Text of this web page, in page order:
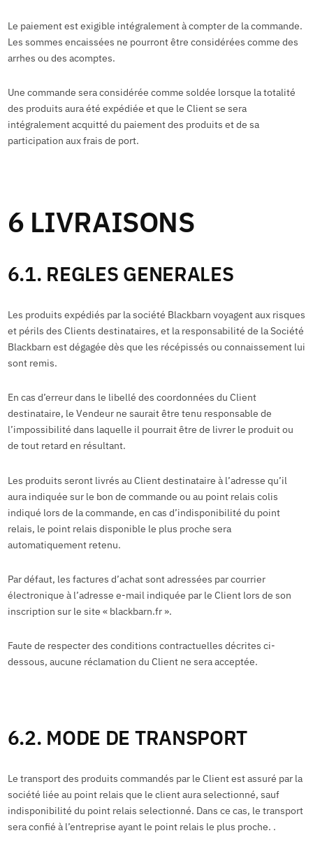
Le paiement est exigible intégralement à compter de la commande.
Les sommes encaissées ne pourront être considérées comme des
arrhes ou des acomptes.
Une commande sera considérée comme soldée lorsque la totalité
des produits aura été expédiée et que le Client se sera
intégralement acquitté du paiement des produits et de sa
participation aux frais de port.
6 LIVRAISONS
6.1. REGLES GENERALES
Les produits expédiés par la société Blackbarn voyagent aux risques
et périls des Clients destinataires, et la responsabilité de la Société
Blackbarn est dégagée dès que les récépissés ou connaissement lui
sont remis.
En cas d’erreur dans le libellé des coordonnées du Client
destinataire, le Vendeur ne saurait être tenu responsable de
l’impossibilité dans laquelle il pourrait être de livrer le produit ou
de tout retard en résultant.
Les produits seront livrés au Client destinataire à l’adresse qu’il
aura indiquée sur le bon de commande ou au point relais colis
indiqué lors de la commande, en cas d’indisponibilité du point
relais, le point relais disponible le plus proche sera
automatiquement retenu.
Par défaut, les factures d’achat sont adressées par courrier
électronique à l’adresse e-mail indiquée par le Client lors de son
inscription sur le site « blackbarn.fr ».
Faute de respecter des conditions contractuelles décrites ci-
dessous, aucune réclamation du Client ne sera acceptée.
6.2. MODE DE TRANSPORT
Le transport des produits commandés par le Client est assuré par la
société liée au point relais que le client aura selectionné, sauf
indisponibilité du point relais selectionné. Dans ce cas, le transport
sera confié à l’entreprise ayant le point relais le plus proche. .